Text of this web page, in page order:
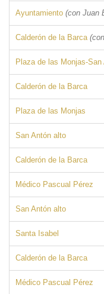
Ayuntamiento (con Juan
Calderón de la Barca
Plaza de las Monjas-San
Calderón de la Barca
Plaza de las Monjas
San Antón alto
Calderón de la Barca
Médico Pascual Pérez
San Antón alto
Santa Isabel
Calderón de la Barca
Médico Pascual Pérez